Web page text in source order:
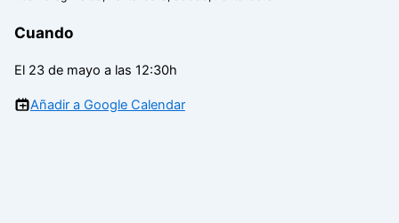
Cuando
El 23 de mayo a las 12:30h
Añadir a Google Calendar